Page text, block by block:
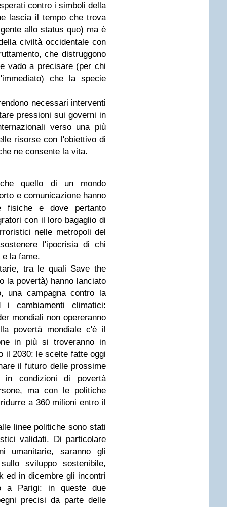
contro i simboli della
lascia il tempo che trova
allo status quo) ma è
civiltà occidentale con
che distruggono
vado a precisare (per chi
che la specie
necessari interventi
pressioni sui governi in
verso una più
risorse con l'obiettivo di
ne consente la vita.
quello di un mondo
e comunicazione hanno
fisiche e dove pertanto
con il loro bagaglio di
nelle metropoli del
l'ipocrisia di chi
la fame.
tra le quali Save the
la povertà) hanno lanciato
una campagna contro la
cambiamenti climatici:
mondiali non opereranno
povertà mondiale c'è il
in più si troveranno in
il 2030: le scelte fatte oggi
il futuro delle prossime
in condizioni di povertà
ma con le politiche
a 360 milioni entro il
linee politiche sono stati
validati. Di particolare
umanitarie, saranno gli
sviluppo sostenibile,
ed in dicembre gli incontri
a Parigi: in queste due
precisi da parte delle